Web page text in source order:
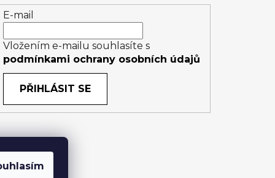
E-mail
Vložením e-mailu souhlasíte s
podmínkami ochrany osobních údajů
PŘIHLÁSIT SE